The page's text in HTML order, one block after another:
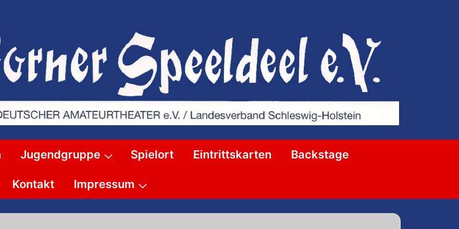
Jugendgruppe Spielort Eintrittskarten Backstage
Kontakt Impressum